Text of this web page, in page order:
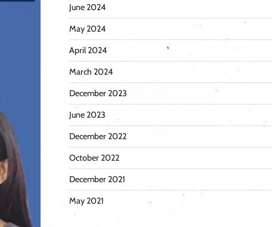
June 2024
May 2024
April 2024
March 2024
December 2023
June 2023
December 2022
October 2022
December 2021
May 2021